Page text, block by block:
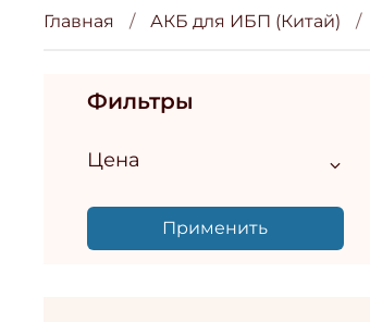
Главная АКБ для ИБП (Китай)
Фильтры
Цена
Применить